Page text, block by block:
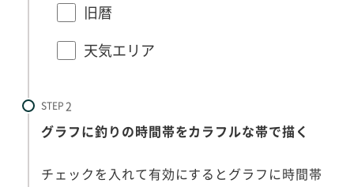
旧暦
天気エリア
STEP
グラフに釣りの時間帯をカラフルな帯で描く
チェックを入れて有効にするとグラフに時間帯